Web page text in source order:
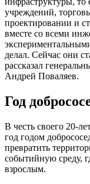
учреждений,
проектировании и
вместе со всеми
делал. Сейчас они
рассказал
Андрей Поваляев.
Год
В честь своего 20-
год годом
превратить
событийную среду,
взрослым.